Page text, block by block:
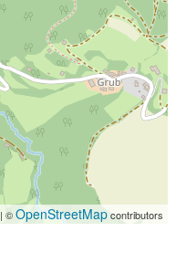
| ©OpenStreetMapcontributors